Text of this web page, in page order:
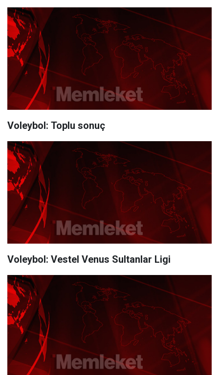
Voleybol: Toplu sonuç
Voleybol: Vestel Venus Sultanlar Ligi